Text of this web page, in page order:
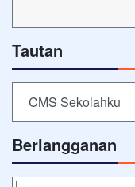
Tautan
CMS Sekolahku
Berlangganan